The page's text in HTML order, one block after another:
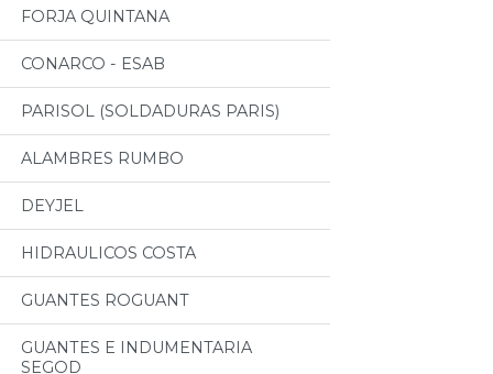
FORJA QUINTANA
CONARCO - ESAB
PARISOL (SOLDADURAS PARIS)
ALAMBRES RUMBO
DEYJEL
HIDRAULICOS COSTA
GUANTES ROGUANT
GUANTES E INDUMENTARIA
SEGOD